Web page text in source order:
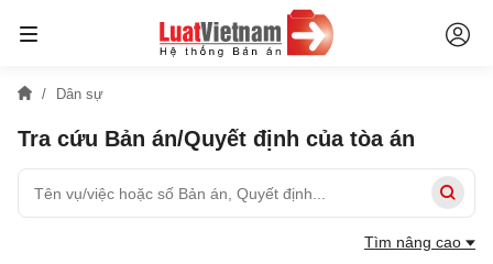
Dân sự
Tra cứu Bản án/Quyết định của tòa án
Tìm nâng cao